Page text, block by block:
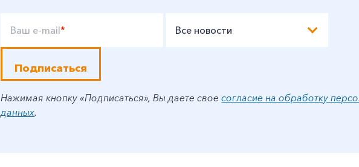
Ваш e-mail* Все новости
Подписаться
Нажимая кнопку «Подписаться», Вы даете своесогласие на обработку
данных.